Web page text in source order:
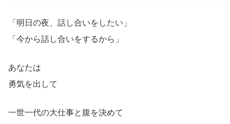
「明日の夜、話し合いをしたい」
「今から話し合いをするから」
あなたは
勇気を出して
一世一代の大仕事と腹を決めて